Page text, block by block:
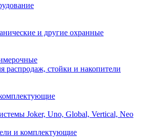
и другие охранные
распродаж, стойки и накопители
Joker, Uno, Global, Vertical, Neo
и комплектующие